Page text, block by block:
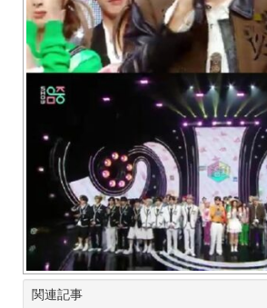
関連記事